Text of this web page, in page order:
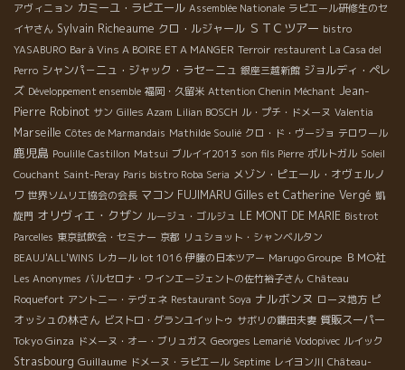
アヴィニョン カミーユ・ラピエール Assemblée Nationale ラピエール研修生のセ
イヤさん Sylvain Richeaume クロ・ルジャール ＳＴＣツアー bistro
YASABURO Bar à Vins A BOIRE ET A MANGER Terroir restaurent La Casa del
Perro シャンパ－ニュ・ジャック・ラセ－ニュ 銀座三越新館 ジョルディ・ペレ
ズ Développement ensemble 福岡・久留米 Attention Chenin Méchant Jean-
Pierre Robinot サン Gilles Azam Lilian BOSCH ル・プチ・ドメーヌ Valentia
Marseille Côtes de Marmandais Mathilde Soulié クロ・ド・ヴージョ テロワール
鹿児島 Poulille Castillon Matsui ブルイイ2013 son fils Pierre ポルトガル Soleil
Couchant Saint-Peray Paris bistro Roba Seria メゾン・ピエール・オヴェルノ
ワ 世界ソムリエ協会の会長 マコン FUJIMARU Gilles et Catherine Vergé 凱
旋門 オリヴィエ・クザン ルージュ・ゴルジュ LE MONT DE MARIE Bistrot
Parcelles 東京試飲会・セミナー 京都 リュショット・シャンベルタン
BEAUJ'ALL'WINS レカール lot 1016 伊藤の日本ツアー Marugo Groupe ＢＭО社
Les Anonymes バルセロナ・ワインエージェントの佐竹裕子さん Château
Roquefort アントニー・テヴェネ Restaurant Soya ナルボンヌ ローヌ地方 ピ
オッシュの林さん ビストロ・グランユイットゥ サボリの鎌田夫妻 質販スーパー
Tokyo Ginza ドメーヌ・オー・ブリュガス Georges Lemarié Vodopivec ルイック
Strasbourg Guillaume ドメーヌ・ラピエール Septime レイヨン川 Château-